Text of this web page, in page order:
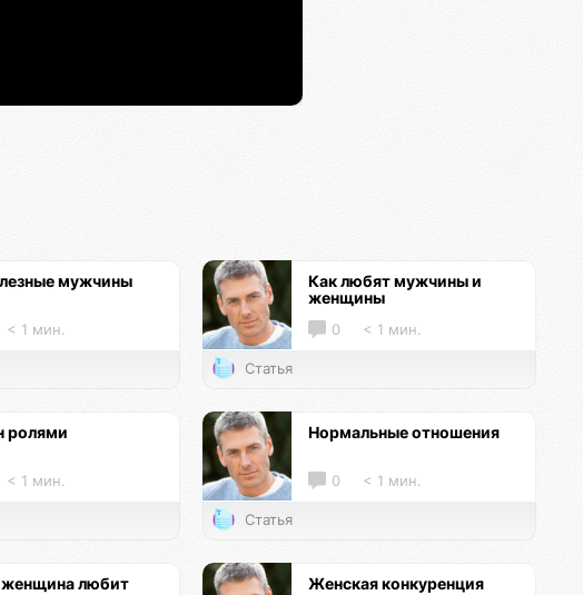
мужчины
< 1 мин.
Как любят мужчины и
женщины
0 < 1 мин.
Статья
ролями
< 1 мин.
Нормальные отношения
0 < 1 мин.
Статья
женщина любит Женская конкуренция